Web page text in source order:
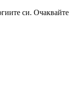
си. Очаквайте